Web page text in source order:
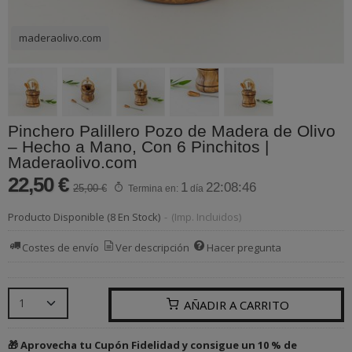
maderaolivo.com
Pinchero Palillero Pozo de Madera de Olivo
– Hecho a Mano, Con 6 Pinchitos |
Maderaolivo.com
22,50 € 25,00 € Termina en: 1 día 22:08:46
Producto Disponible (8 En Stock) - (Imp. Incluidos)
Costes de envío Ver descripción Hacer pregunta
AÑADIR A CARRITO
🎁 Aprovecha tu Cupón Fidelidad y consigue un 10 % de